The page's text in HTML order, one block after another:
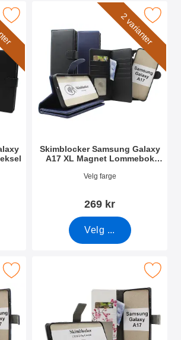
Magnet Lommebok Deksel som favoritt
2 varianter
Skimblocker Samsung Galaxy
A17 XL Magnet Lommebok
Varenummer 53829
Velg farge
269 kr
Velg ...
skimblocker Samsung Galaxy A17 XL
Lommebok Deksel Design som favoritt
skimblocker Samsung Galaxy A17